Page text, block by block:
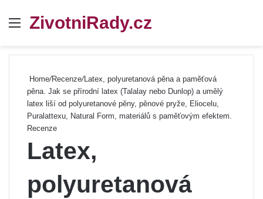
Menu
ZivotniRady.cz
Home/Recenze/Latex, polyuretanová pěna a paměťová
pěna. Jak se přírodní latex (Talalay nebo Dunlop) a umělý
latex liší od polyuretanové pěny, pěnové pryže, Eliocelu,
Puralattexu, Natural Form, materiálů s paměťovým efektem.
Recenze
Latex,
polyuretanová